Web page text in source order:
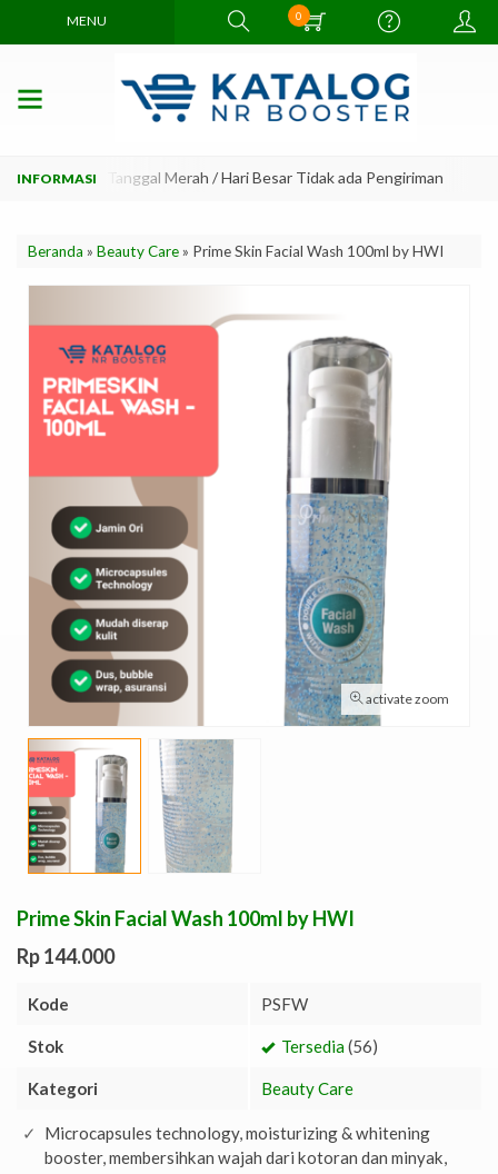
MENU 0
2. Minggu / Tanggal Merah / Hari Besar Tidak ada Pengiriman
Beranda » Beauty Care» Prime Skin Facial Wash 100ml by HWI
activate zoom
Prime Skin Facial Wash 100ml by HWI
Rp 144.000
Kode PSFW
Stok Tersedia(56)
Kategori Beauty Care
Microcapsules technology, moisturizing & whitening
booster, membersihkan wajah dari kotoran dan minyak,